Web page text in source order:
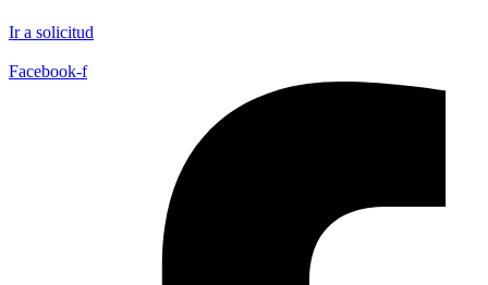
Ir a solicitud
Facebook-f